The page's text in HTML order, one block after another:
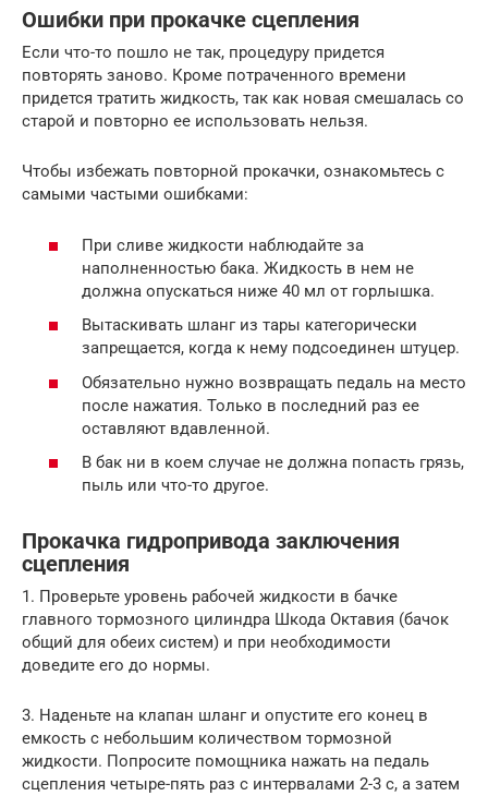
Ошибки при прокачке сцепления
Если что-то пошло не так, процедуру придется
повторять заново. Кроме потраченного времени
придется тратить жидкость, так как новая смешалась со
старой и повторно ее использовать нельзя.
Чтобы избежать повторной прокачки, ознакомьтесь с
самыми частыми ошибками:
При сливе жидкости наблюдайте за
наполненностью бака. Жидкость в нем не
должна опускаться ниже 40 мл от горлышка.
Вытаскивать шланг из тары категорически
запрещается, когда к нему подсоединен штуцер.
Обязательно нужно возвращать педаль на место
после нажатия. Только в последний раз ее
оставляют вдавленной.
В бак ни в коем случае не должна попасть грязь,
пыль или что-то другое.
Прокачка гидропривода заключения
сцепления
1. Проверьте уровень рабочей жидкости в бачке
главного тормозного цилиндра Шкода Октавия (бачок
общий для обеих систем) и при необходимости
доведите его до нормы.
3. Наденьте на клапан шланг и опустите его конец в
емкость с небольшим количеством тормозной
жидкости. Попросите помощника нажать на педаль
сцепления четыре-пять раз с интервалами 2-3 с, а затем